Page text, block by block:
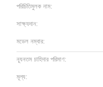
পরিচিতিমুলক নাম:
সাক্ষ্যদান:
মডেল নম্বার:
ন্যূনতম চাহিদার পরিমাণ:
মূল্য: